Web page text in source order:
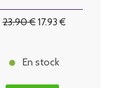
protection
SPF50+ 300ml
23.90€17.93€
En stock